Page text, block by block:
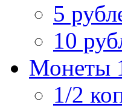
5
10
Монеты
1/2